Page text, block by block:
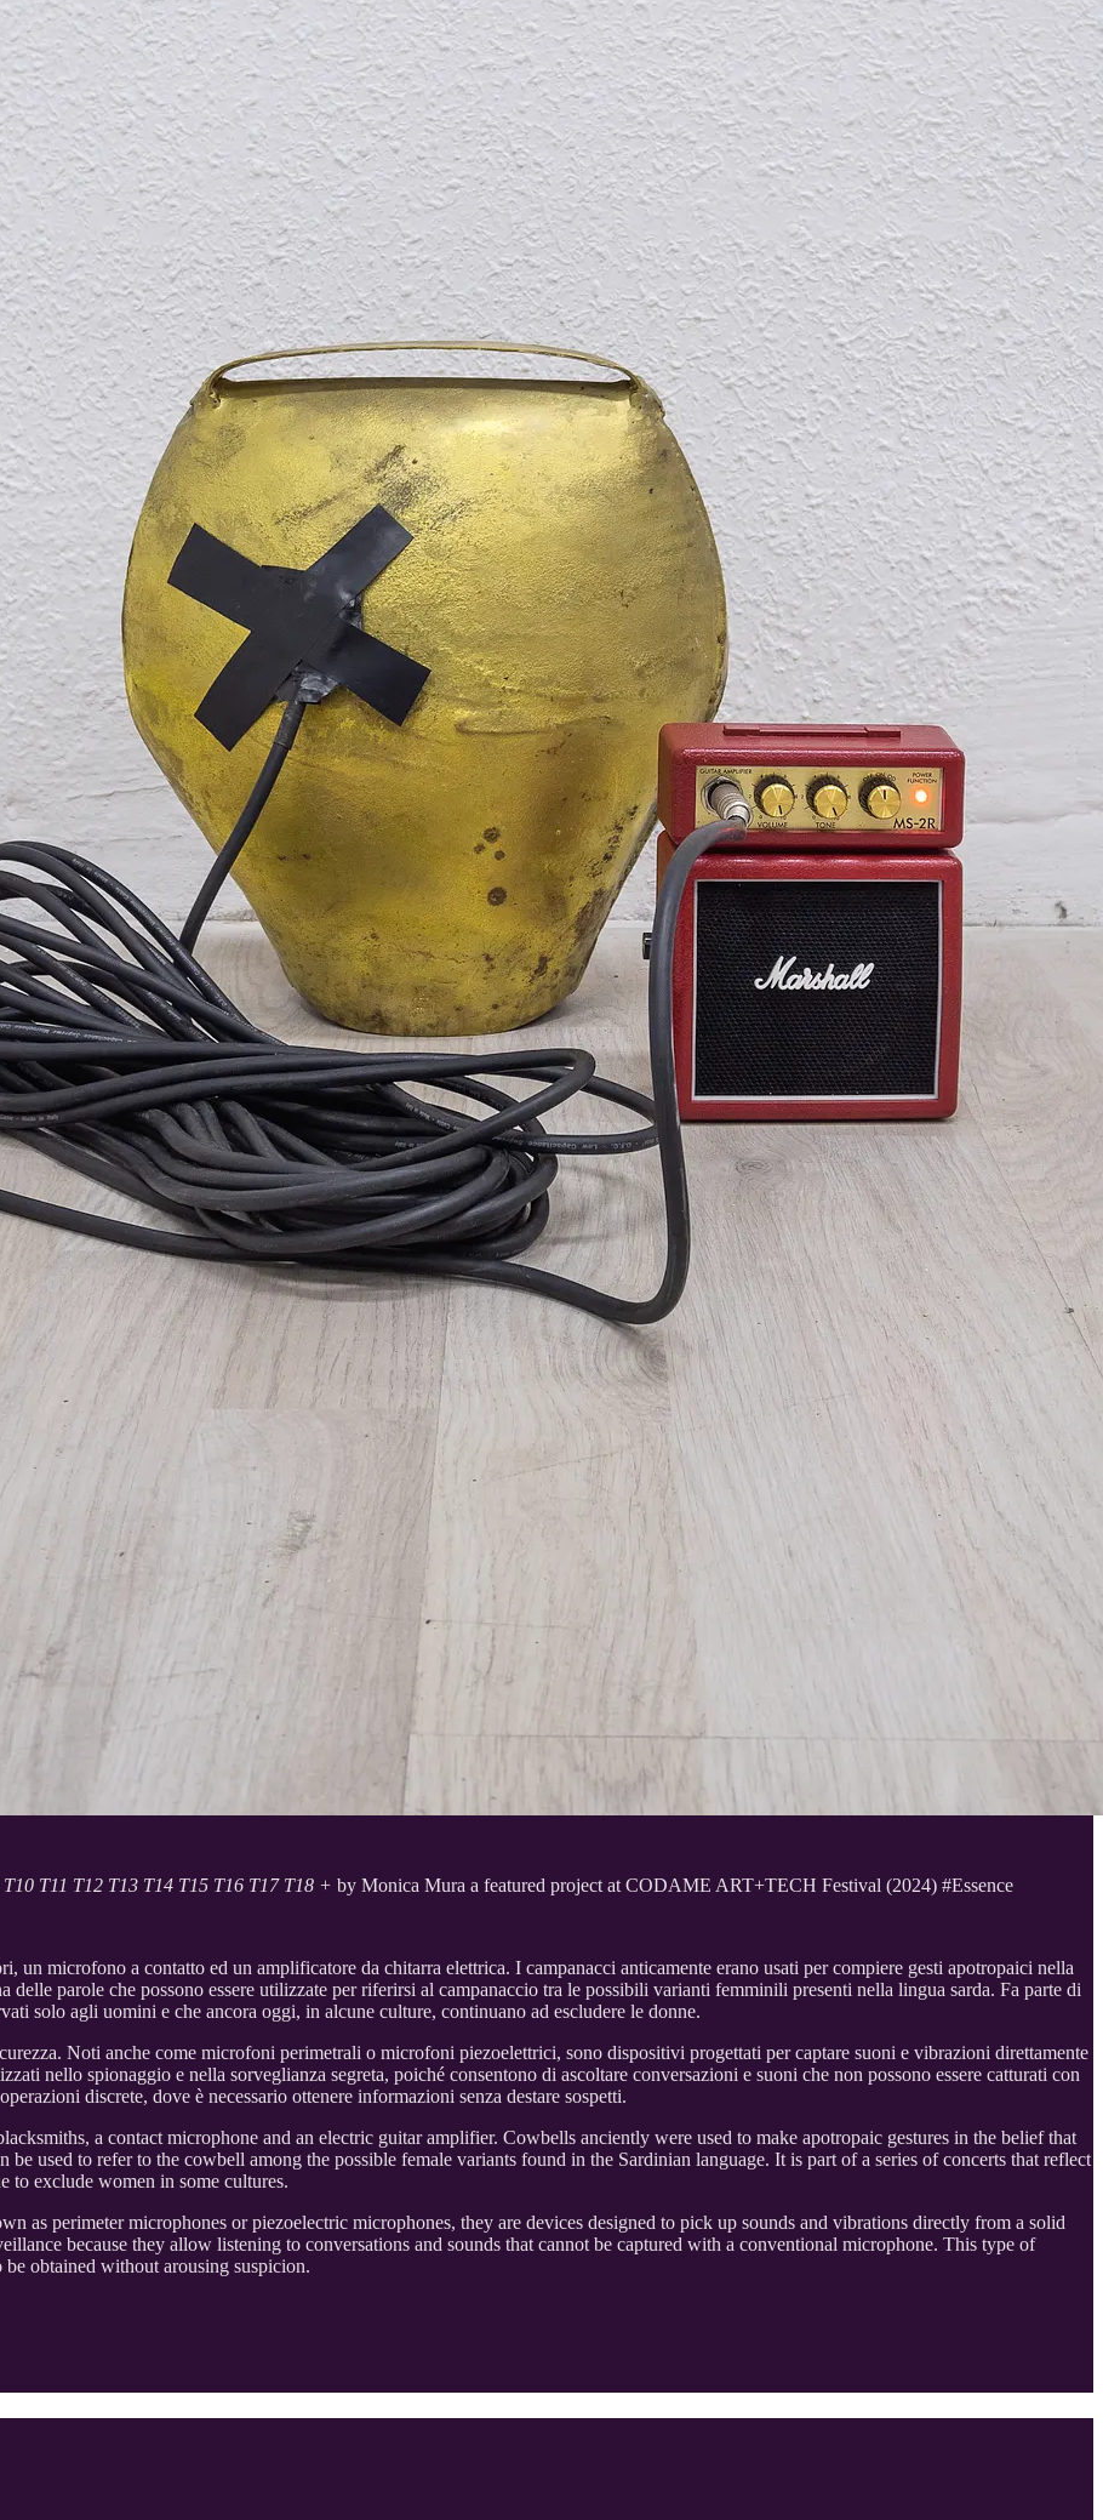
T11 T12 T13 T14 T15 T16 T17 T18 + by Monica Mura a featured project at CODAME ART+TECH Festival (2024) #Essence
un microfono a contatto ed un amplificatore da chitarra elettrica. I campanacci anticamente erano usati per compiere gesti apotropaici nella
parole che possono essere utilizzate per riferirsi al campanaccio tra le possibili varianti femminili presenti nella lingua sarda. Fa parte di
solo agli uomini e che ancora oggi, in alcune culture, continuano ad escludere le donne.
Noti anche come microfoni perimetrali o microfoni piezoelettrici, sono dispositivi progettati per captare suoni e vibrazioni direttamente
nello spionaggio e nella sorveglianza segreta, poiché consentono di ascoltare conversazioni e suoni che non possono essere catturati con
discrete, dove è necessario ottenere informazioni senza destare sospetti.
a contact microphone and an electric guitar amplifier. Cowbells anciently were used to make apotropaic gestures in the belief that
used to refer to the cowbell among the possible female variants found in the Sardinian language. It is part of a series of concerts that reflect
to exclude women in some cultures.
as perimeter microphones or piezoelectric microphones, they are devices designed to pick up sounds and vibrations directly from a solid
because they allow listening to conversations and sounds that cannot be captured with a conventional microphone. This type of
obtained without arousing suspicion.